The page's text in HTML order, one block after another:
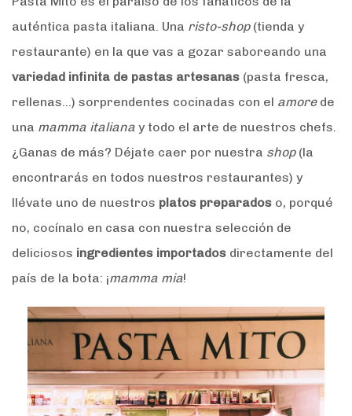
auténtica pasta italiana. Una risto-shop(tienda y
restaurante) en la que vas a gozar saboreando una
variedad infinita de pastas artesanas (pasta fresca,
rellenas…) sorprendentes cocinadas con el amorede
una mamma italiana y todo el arte de nuestros chefs.
¿Ganas de más? Déjate caer por nuestra shop(la
encontrarás en todos nuestros restaurantes) y
llévate uno de nuestros platos preparados o, porqué
no, cocínalo en casa con nuestra selección de
deliciosos ingredientes importados directamente del
país de la bota: ¡mamma mia!